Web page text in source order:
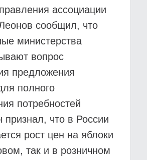
ассоциации
сообщил, что
министерства
вопрос
предложения
полного
потребностей
что в России
рост цен на яблоки
так и в розничном